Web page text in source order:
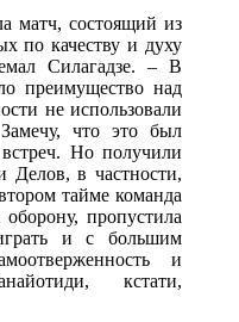
матч, состоящий из
по качеству и духу
Силагадзе. – В
преимущество над
не использовали
что это был
Но получили
Делов, в частности,
тайме команда
пропустила
и с большим
и
кстати,